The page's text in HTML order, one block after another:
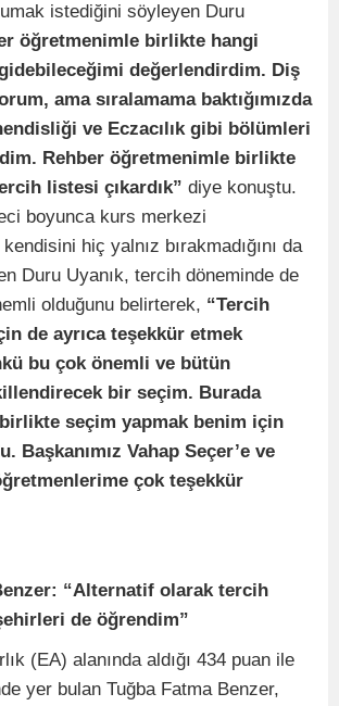
istediğini söyleyen Duru
öğretmenimle birlikte hangi
değerlendirdim. Diş
ama sıralamama baktığımızda
ve Eczacılık gibi bölümleri
Rehber öğretmenimle birlikte
listesi çıkardık” diye konuştu.
boyunca kurs merkezi
hiç yalnız bırakmadığını da
Duru Uyanık, tercih döneminde de
olduğunu belirterek, “Tercih
de ayrıca teşekkür etmek
bu çok önemli ve bütün
bir seçim. Burada
seçim yapmak benim için
Başkanımız Vahap Seçer’e ve
çok teşekkür
“Alternatif olarak tercih
de öğrendim”
(EA) alanında aldığı 434 puan ile
yer bulan Tuğba Fatma Benzer,